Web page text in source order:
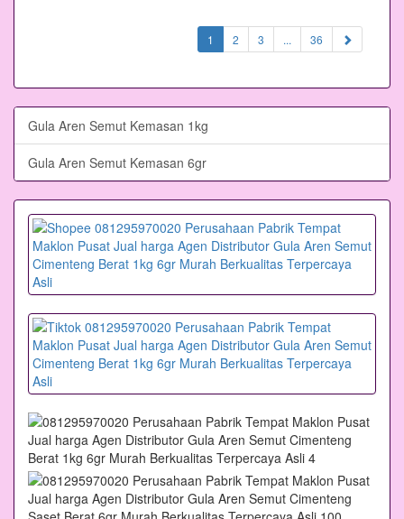
1 (current)
2 3 ... 36
Gula Aren Semut Kemasan 1kg
Gula Aren Semut Kemasan 6gr